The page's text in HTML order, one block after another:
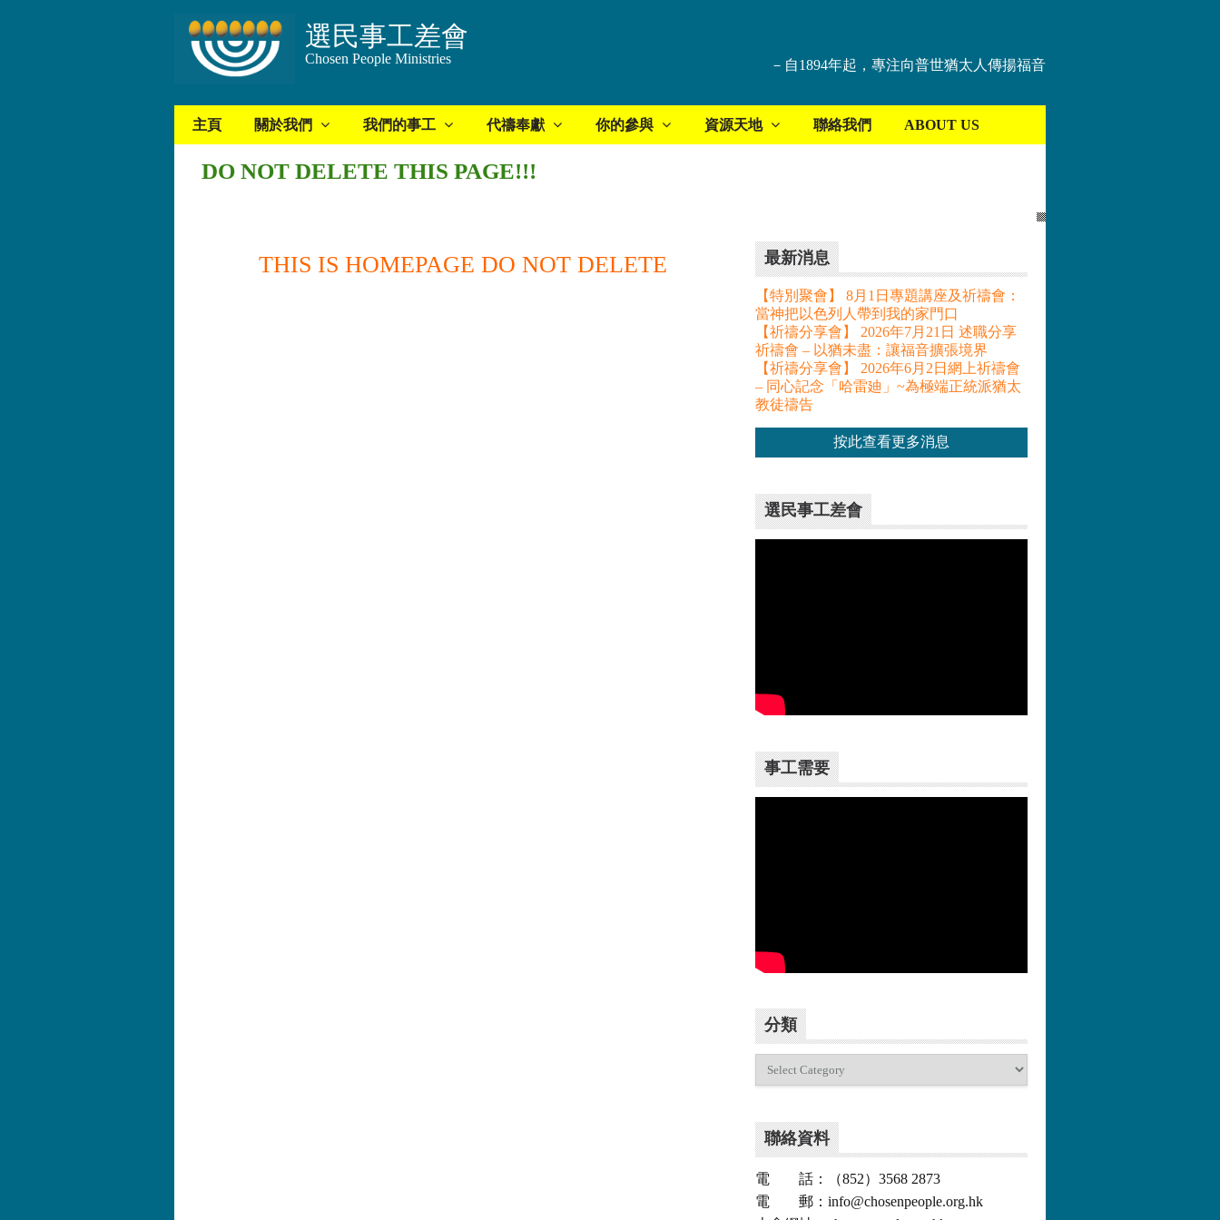
選民事工差會
Chosen People Ministries －自1894年起，專注向普世猶太人傳揚福音
主頁 關於我們 我們的事工 代禱奉獻 你的參與 資源天地 聯絡我們 ABOUT US
DO NOT DELETE THIS PAGE!!!
THIS IS HOMEPAGE DO NOT DELETE 最新消息
【特別聚會】 8月1日專題講座及祈禱會：
當神把以色列人帶到我的家門口
【祈禱分享會】 2026年7月21日 述職分享
祈禱會 – 以猶未盡：讓福音擴張境界
【祈禱分享會】 2026年6月2日網上祈禱會
– 同心記念「哈雷廸」~為極端正統派猶太
教徒禱告
按此查看更多消息
選民事工差會
事工需要
分類
聯絡資料
電 話：（852）3568 2873
電 郵：info@chosenpeople.org.hk